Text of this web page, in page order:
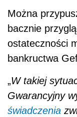
Można
bacznie
ostateczności
bankructwa
„W takiej
Gwarancyjny
świadczenia